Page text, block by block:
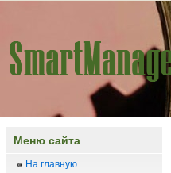
Меню сайта
На главную